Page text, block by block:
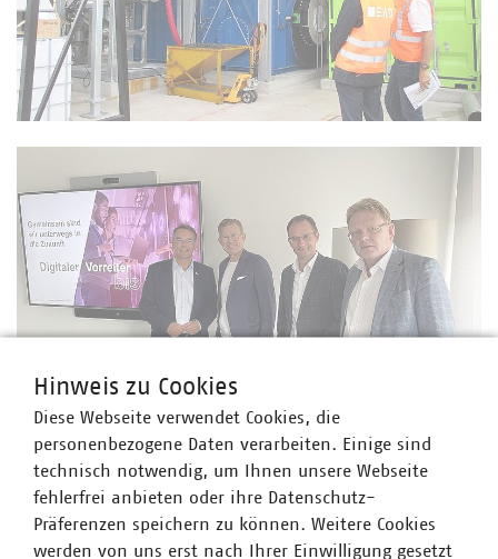
Hinweis zu Cookies
Diese Webseite verwendet Cookies, die
personenbezogene Daten verarbeiten. Einige sind
technisch notwendig, um Ihnen unsere Webseite
fehlerfrei anbieten oder ihre Datenschutz-
Präferenzen speichern zu können. Weitere Cookies
werden von uns erst nach Ihrer Einwilligung gesetzt